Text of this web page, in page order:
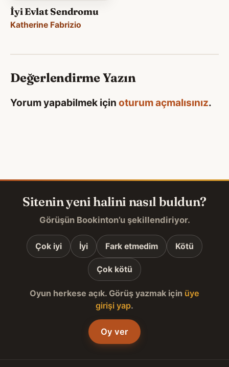
İyi Evlat Sendromu
Katherine Fabrizio
Değerlendirme Yazın
Yorum yapabilmek için oturum açmalısınız.
Sitenin yeni halini nasıl buldun?
Görüşün Bookinton’u şekillendiriyor.
Çok iyi İyi Fark etmedim Kötü
Çok kötü
Oyun herkese açık. Görüş yazmak için üye
girişi yap.
Oy ver